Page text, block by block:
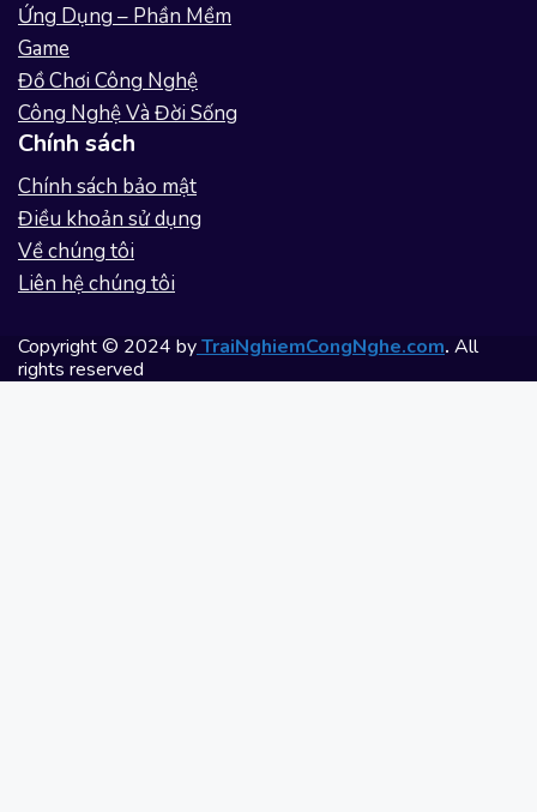
Ứng Dụng – Phần Mềm
Game
Đồ Chơi Công Nghệ
Công Nghệ Và Đời Sống
Chính sách
Chính sách bảo mật
Điều khoản sử dụng
Về chúng tôi
Liên hệ chúng tôi
Copyright © 2024 byTraiNghiemCongNghe.com. All
rights reserved